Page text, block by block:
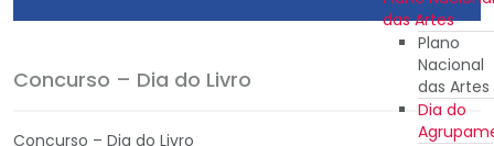
das Artes
Plano
Nacional
das Artes
Dia do
Concurso – Dia do Livro
Concurso – Dia do Livro